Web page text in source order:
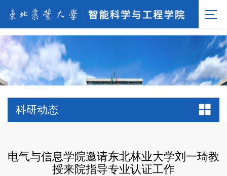
科研动态
电气与信息学院邀请东北林业大学刘一琦教
授来院指导专业认证工作